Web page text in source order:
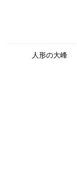
人形の大峰